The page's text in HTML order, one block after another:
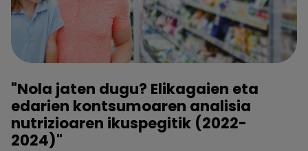
"Nola jaten dugu? Elikagaien eta
edarien kontsumoaren analisia
nutrizioaren ikuspegitik (2022-
2024)"